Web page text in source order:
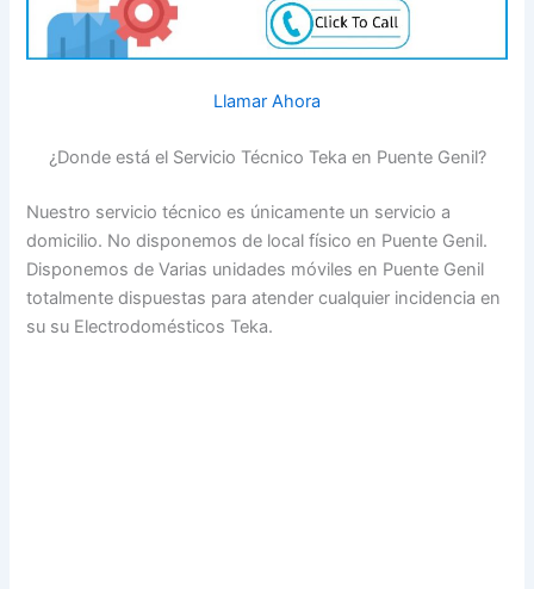
Llamar Ahora
¿Donde está el Servicio Técnico Teka en Puente Genil?
Nuestro servicio técnico es únicamente un servicio a
domicilio. No disponemos de local físico en Puente Genil.
Disponemos de Varias unidades móviles en Puente Genil
totalmente dispuestas para atender cualquier incidencia en
su su Electrodomésticos Teka.